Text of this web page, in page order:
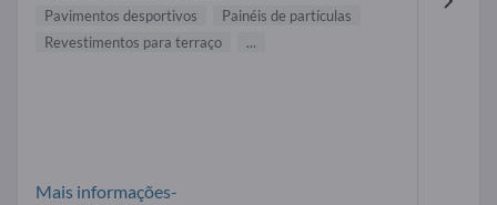
Pavimentos desportivos
Painéis de partículas
Revestimentos para terraço
...
Mais informações-